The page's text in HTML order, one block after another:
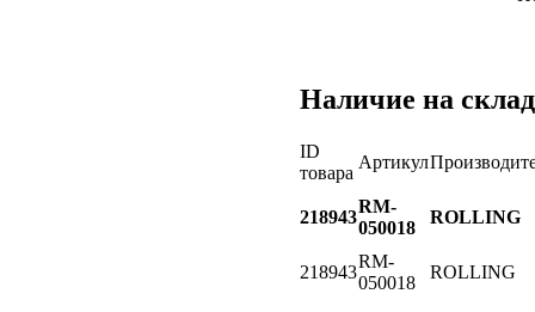
Наличие на
ID
товара
Артикул
218943
RM-
050018
ROLLING
218943
RM-
050018
ROLLING